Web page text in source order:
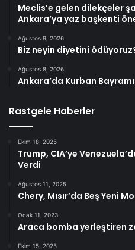
Meclis’e gelen dilekçeler
Ankara’ya yaz başkenti
Ağustos 9, 2026
Biz neyin diyetini
Ağustos 8, 2026
Ankara’da Kurban
Rastgele Haberler
Ekim 18, 2025
Trump, CIA’ye
Verdi
Ağustos 11, 2025
Chery, Mısır’da Beş Yeni
Ocak 11, 2023
Araca bomba yerleştiren
Ekim 15, 2025